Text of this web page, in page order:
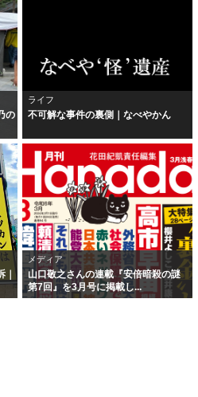
の
ライフ
不可解な事件の裏側｜なべやかん
メディア
山口敬之さんの連載『安倍暗殺の謎
第7回』を3月号に掲載し...